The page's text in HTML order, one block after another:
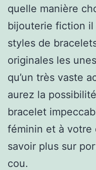
quelle manière
bijouterie fiction il
styles de
originales les
qu’un très vaste
aurez la
bracelet
féminin et à votre
savoir plus sur
cou.